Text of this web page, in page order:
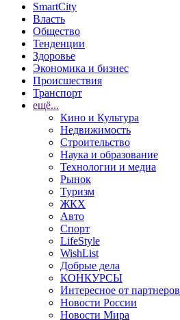
SmartCity
Власть
Общество
Тенденции
Здоровье
Экономика и бизнес
Происшествия
Транспорт
ещё...
Кино и Культура
Недвижимость
Строительство
Наука и образование
Технологии и медиа
Рынок
Туризм
ЖКХ
Авто
Спорт
LifeStyle
WishList
Добрые дела
КОНКУРСЫ
Интересное от партнеров
Новости России
Новости Мира